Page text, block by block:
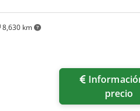
8,630 km
precio